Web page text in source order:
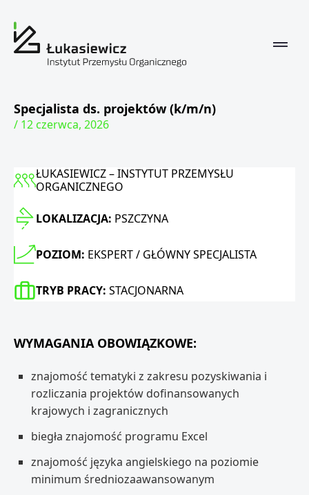
Specjalista ds. projektów (k/m/n)
/ 12 czerwca, 2026
ŁUKASIEWICZ – INSTYTUT PRZEMYSŁU
ORGANICZNEGO
LOKALIZACJA: PSZCZYNA
POZIOM: EKSPERT / GŁÓWNY SPECJALISTA
TRYB PRACY: STACJONARNA
WYMAGANIA OBOWIĄZKOWE:
znajomość tematyki z zakresu pozyskiwania i
rozliczania projektów dofinansowanych
krajowych i zagranicznych
biegła znajomość programu Excel
znajomość języka angielskiego na poziomie
minimum średniozaawansowanym